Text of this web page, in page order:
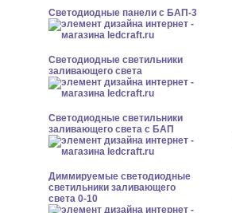
Cветодиодные панели с БАП-3
Светодиодные светильники
заливающего света
Светодиодные светильники
заливающего света с БАП
Диммируемые светодиодные
светильники заливающего
света 0-10